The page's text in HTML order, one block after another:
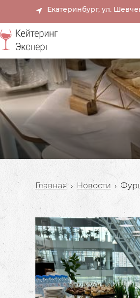
Екатеринбург, ул.
Главная › Новости ›